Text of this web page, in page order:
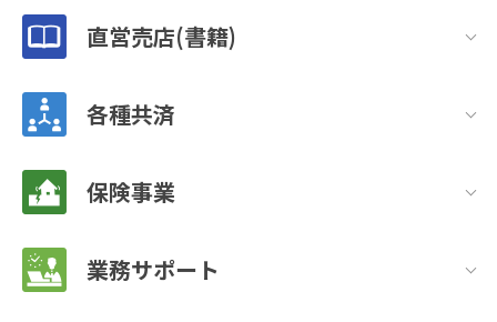
直営売店(書籍)
各種共済
保険事業
業務サポート